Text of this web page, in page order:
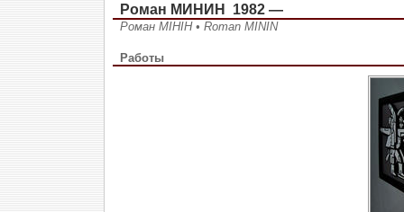
Роман МИНИН 1982 —
Роман МІНІН • Roman MININ
Работы